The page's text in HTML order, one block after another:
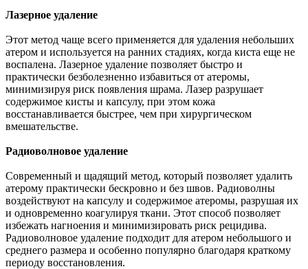
Лазерное удаление
Этот метод чаще всего применяется для удаления небольших
атером и используется на ранних стадиях, когда киста еще не
воспалена. Лазерное удаление позволяет быстро и
практически безболезненно избавиться от атеромы,
минимизируя риск появления шрама. Лазер разрушает
содержимое кисты и капсулу, при этом кожа
восстанавливается быстрее, чем при хирургическом
вмешательстве.
Радиоволновое удаление
Современный и щадящий метод, который позволяет удалить
атерому практически бескровно и без швов. Радиоволны
воздействуют на капсулу и содержимое атеромы, разрушая их
и одновременно коагулируя ткани. Этот способ позволяет
избежать нагноения и минимизировать риск рецидива.
Радиоволновое удаление подходит для атером небольшого и
среднего размера и особенно популярно благодаря краткому
периоду восстановления.